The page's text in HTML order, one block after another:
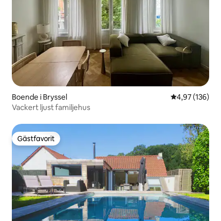
Boende i Bryssel 4,97 av 5 i
4,97 (136)
Vackert ljust familjehus
Gästfavorit
Gästfavorit